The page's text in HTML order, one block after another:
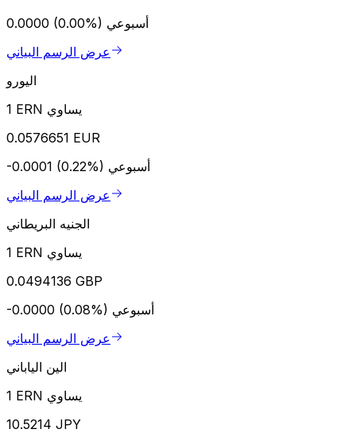
0.0000 (0.00%) أسبوعي
عرض الرسم البياني
اليورو
1 ERN يساوي
0.0576651 EUR
-0.0001 (0.22%) أسبوعي
عرض الرسم البياني
الجنيه البريطاني
1 ERN يساوي
0.0494136 GBP
-0.0000 (0.08%) أسبوعي
عرض الرسم البياني
الين الياباني
1 ERN يساوي
10.5214 JPY